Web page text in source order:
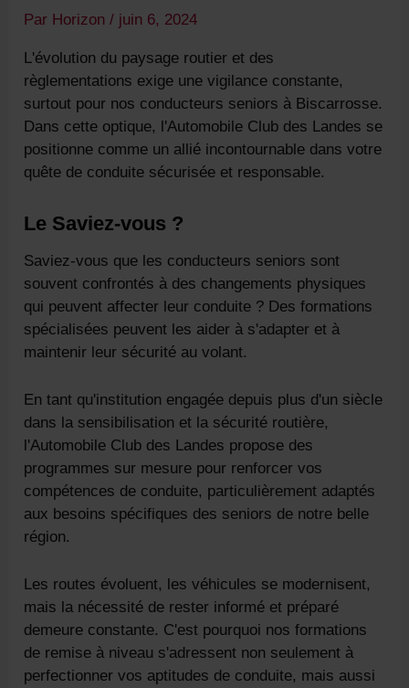
Par Horizon/ juin 6, 2024
L'évolution du paysage routier et des
règlementations exige une vigilance constante,
surtout pour nos conducteurs seniors à Biscarrosse.
Dans cette optique, l'Automobile Club des Landes se
positionne comme un allié incontournable dans votre
quête de conduite sécurisée et responsable.
Le Saviez-vous ?
Saviez-vous que les conducteurs seniors sont
souvent confrontés à des changements physiques
qui peuvent affecter leur conduite ? Des formations
spécialisées peuvent les aider à s'adapter et à
maintenir leur sécurité au volant.
En tant qu'institution engagée depuis plus d'un siècle
dans la sensibilisation et la sécurité routière,
l'Automobile Club des Landes propose des
programmes sur mesure pour renforcer vos
compétences de conduite, particulièrement adaptés
aux besoins spécifiques des seniors de notre belle
région.
Les routes évoluent, les véhicules se modernisent,
mais la nécessité de rester informé et préparé
demeure constante. C'est pourquoi nos formations
de remise à niveau s'adressent non seulement à
perfectionner vos aptitudes de conduite, mais aussi